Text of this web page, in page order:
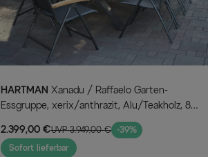
HARTMAN
Essgruppe, xerix/anthrazit, Alu/Teakholz, 8
2.399,00 €UVP 3.949,00 € -39%
Sofort lieferbar